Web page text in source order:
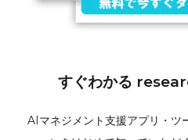
すぐわかる
AIマネジメント支援アプリ・